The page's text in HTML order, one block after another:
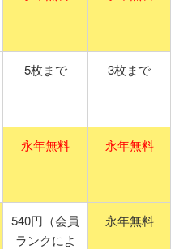
5枚まで 3枚まで
永年無料 永年無料
540円（会員
ランクによ
永年無料